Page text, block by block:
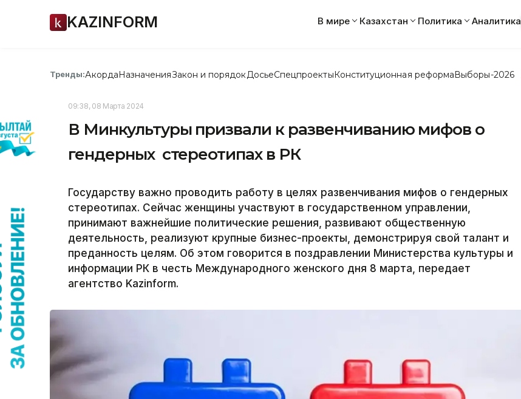
KAZINFORM В мире Казахстан Политика Аналитика
Тренды:АкордаНазначенияЗакон и порядок ДосьеСпецпроектыКонституционная реформаВыборы-2026
09:38, 08 Марта 2024
В Минкультуры призвали к развенчиванию мифов о
гендерных стереотипах в РК
Государству важно проводить работу в целях развенчивания мифов о гендерных
стереотипах. Сейчас женщины участвуют в государственном управлении,
принимают важнейшие политические решения, развивают общественную
деятельность, реализуют крупные бизнес-проекты, демонстрируя свой талант и
преданность целям. Об этом говорится в поздравлении Министерства культуры и
информации РК в честь Международного женского дня 8 марта, передает
агентство Kazinform.